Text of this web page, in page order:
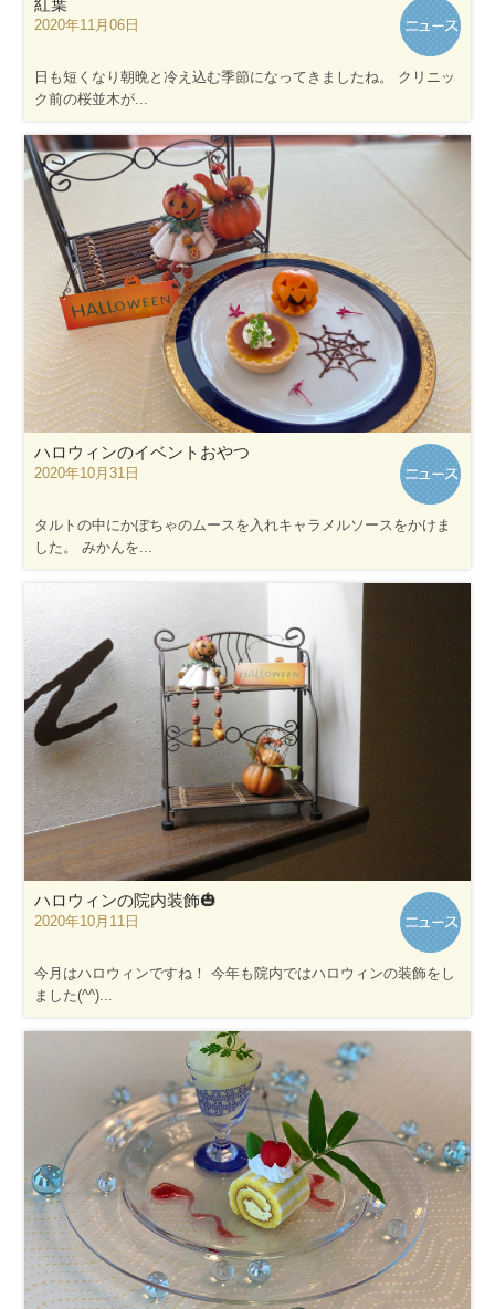
2020年11月06日
日も短くなり朝晩と冷え込む季節になってきましたね。 クリニッ
ク前の桜並木が...
ハロウィンのイベントおやつ
2020年10月31日
タルトの中にかぼちゃのムースを入れキャラメルソースをかけま
した。 みかんを...
ハロウィンの院内装飾🎃
2020年10月11日
今月はハロウィンですね！ 今年も院内ではハロウィンの装飾をし
ました(^^)...